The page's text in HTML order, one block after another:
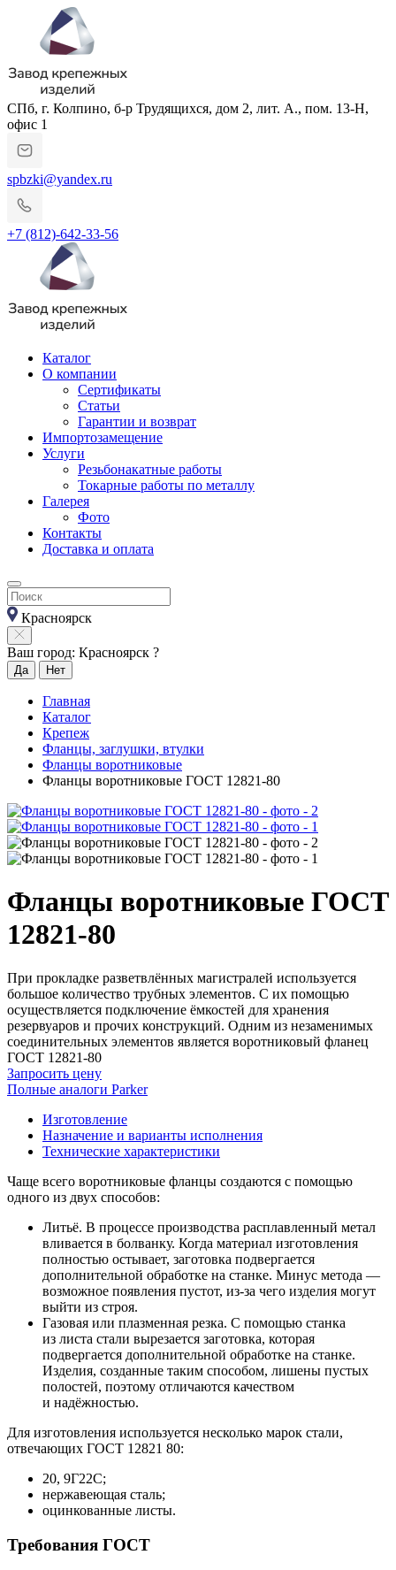
СПб, г. Колпино, б-р Трудящихся, дом 2, лит. А., пом. 13-Н,
офис 1
spbzki@yandex.ru
+7 (812)-642-33-56
Каталог
О компании
Сертификаты
Статьи
Гарантии и возврат
Импортозамещение
Услуги
Резьбонакатные работы
Токарные работы по металлу
Галерея
Фото
Контакты
Доставка и оплата
Красноярск
Ваш город: Красноярск ?
Да Нет
Главная
Каталог
Крепеж
Фланцы, заглушки, втулки
Фланцы воротниковые
Фланцы воротниковые ГОСТ 12821-80
Фланцы воротниковые ГОСТ
12821-80
При прокладке разветвлённых магистралей используется
большое количество трубных элементов. С их помощью
осуществляется подключение ёмкостей для хранения
резервуаров и прочих конструкций. Одним из незаменимых
соединительных элементов является воротниковый фланец
ГОСТ 12821-80
Запросить цену
Полные аналоги Parker
Изготовление
Назначение и варианты исполнения
Технические характеристики
Чаще всего воротниковые фланцы создаются с помощью
одного из двух способов:
Литьё. В процессе производства расплавленный метал
вливается в болванку. Когда материал изготовления
полностью остывает, заготовка подвергается
дополнительной обработке на станке. Минус метода —
возможное появления пустот, из-за чего изделия могут
выйти из строя.
Газовая или плазменная резка. С помощью станка
из листа стали вырезается заготовка, которая
подвергается дополнительной обработке на станке.
Изделия, созданные таким способом, лишены пустых
полостей, поэтому отличаются качеством
и надёжностью.
Для изготовления используется несколько марок стали,
отвечающих ГОСТ 12821 80:
20, 9Г22С;
нержавеющая сталь;
оцинкованные листы.
Требования ГОСТ